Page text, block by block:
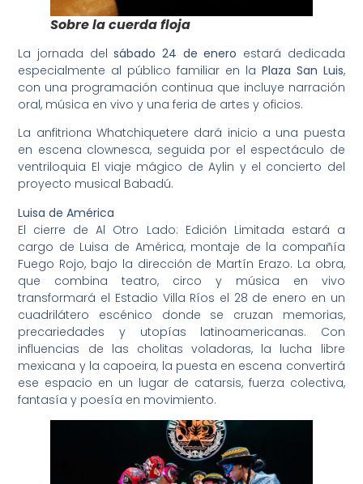
Sobre la cuerda floja
La jornada delsábado 24 de enero estará dedicada
especialmente al público familiar en la Plaza San Luis,
con una programación continua que incluye narración
oral, música en vivo y una feria de artes y oficios.
La anfitriona Whatchiquetere dará inicio a una puesta
en escena clownesca, seguida por el espectáculo de
ventriloquia El viaje mágico de Aylin y el concierto del
proyecto musical Babadú.
Luisa de América
El cierre de Al Otro Lado: Edición Limitada estará a
cargo de Luisa de América, montaje de la compañía
Fuego Rojo, bajo la dirección de Martín Erazo. La obra,
que combina teatro, circo y música en vivo
transformará el Estadio Villa Ríos el 28 de enero en un
cuadrilátero escénico donde se cruzan memorias,
precariedades y utopías latinoamericanas. Con
influencias de las cholitas voladoras, la lucha libre
mexicana y la capoeira, la puesta en escena convertirá
ese espacio en un lugar de catarsis, fuerza colectiva,
fantasía y poesía en movimiento.